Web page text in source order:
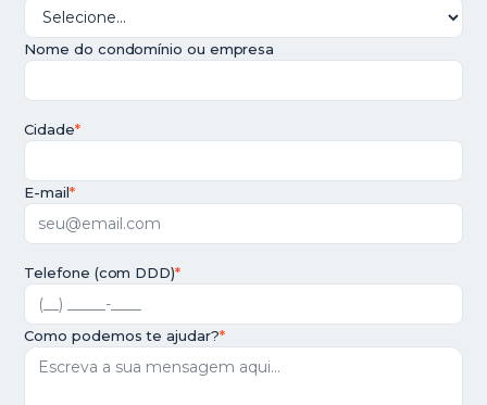
Nome do condomínio ou empresa
Cidade*
E-mail*
Telefone (com DDD)*
Como podemos te ajudar?*